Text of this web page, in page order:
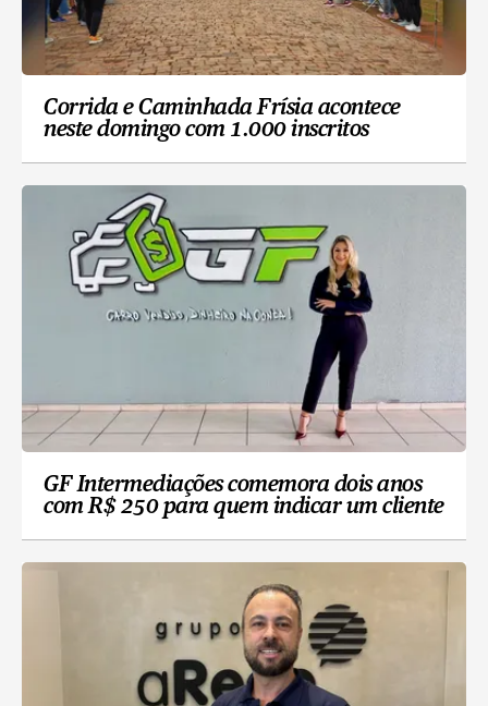
Corrida e Caminhada Frísia acontece
neste domingo com 1.000 inscritos
GF Intermediações comemora dois anos
com R$ 250 para quem indicar um cliente